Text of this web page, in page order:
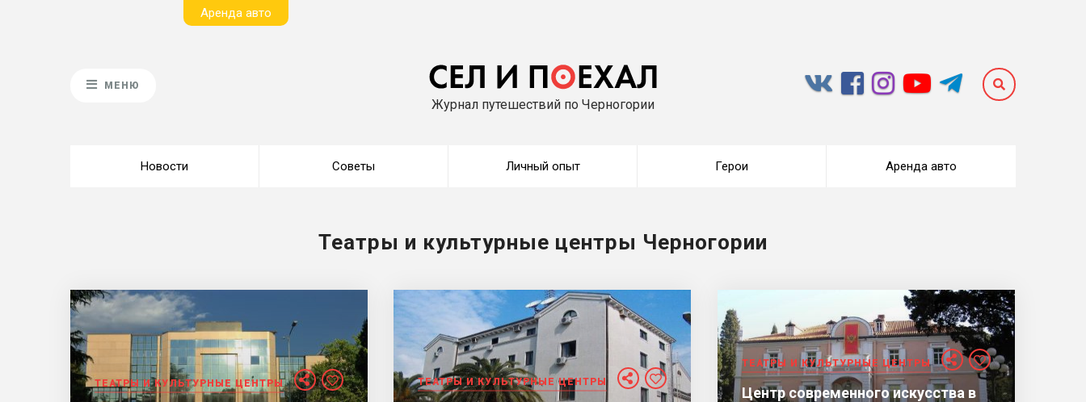
Aренда авто
МЕНЮ
Журнал путешествий по Черногории
Новости Советы Личный опыт Герои Аренда авто
Театры и культурные центры Черногории
ТЕАТРЫ И КУЛЬТУРНЫЕ ЦЕНТРЫ ТЕАТРЫ И КУЛЬТУРНЫЕ ЦЕНТРЫ
ТЕАТРЫ И КУЛЬТУРНЫЕ ЦЕНТРЫ
Центр современного искусства в